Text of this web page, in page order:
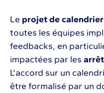
Le projet de calendrier
toutes les équipes
feedbacks, en
impactées par les
L'accord sur un
être formalisé par un